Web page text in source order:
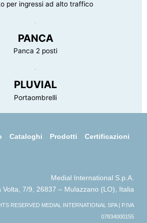
per ingressi ad alto traffico
PANCA
Panca 2 posti
PLUVIAL
Portaombrelli
Cataloghi Prodotti
Certificazioni
Medial International S.p.A.
Volta, 7/9, 26837 – Mulazzano (LO), Italia
RESERVED MEDIAL INTERNATIONAL SPA | P.IVA
07834000155